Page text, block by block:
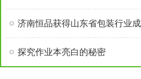
探究作业本亮白的秘密